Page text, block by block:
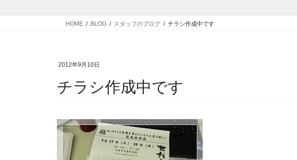
HOME BLOG スタッフのブログ チラシ作成中です
2012年9月10日
チラシ作成中です